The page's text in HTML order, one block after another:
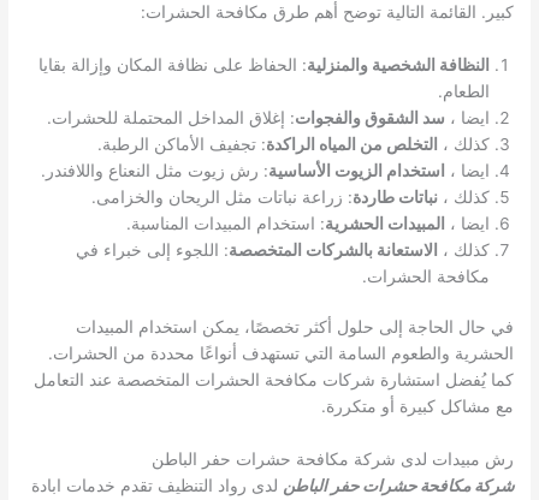
كبير. القائمة التالية توضح أهم طرق مكافحة الحشرات:
النظافة الشخصية والمنزلية: الحفاظ على نظافة المكان وإزالة بقايا
الطعام.
ايضا ، سد الشقوق والفجوات: إغلاق المداخل المحتملة للحشرات.
كذلك ، التخلص من المياه الراكدة: تجفيف الأماكن الرطبة.
ايضا ،
استخدام الزيوت الأساسية: رش زيوت مثل النعناع واللافندر.
كذلك ،نباتات طاردة: زراعة نباتات مثل الريحان والخزامى.
ايضا ، المبيدات الحشرية: استخدام المبيدات المناسبة.
كذلك ،
الاستعانة بالشركات المتخصصة: اللجوء إلى خبراء في
مكافحة الحشرات.
في حال الحاجة إلى حلول أكثر تخصصًا، يمكن استخدام المبيدات
الحشرية والطعوم السامة التي تستهدف أنواعًا محددة من الحشرات.
كما يُفضل استشارة شركات مكافحة الحشرات المتخصصة عند التعامل
مع مشاكل كبيرة أو متكررة.
رش مبيدات لدى شركة مكافحة حشرات حفر الباطن
شركة مكافحة حشرات حفر الباطن لدى رواد التنظيف تقدم خدمات ابادة